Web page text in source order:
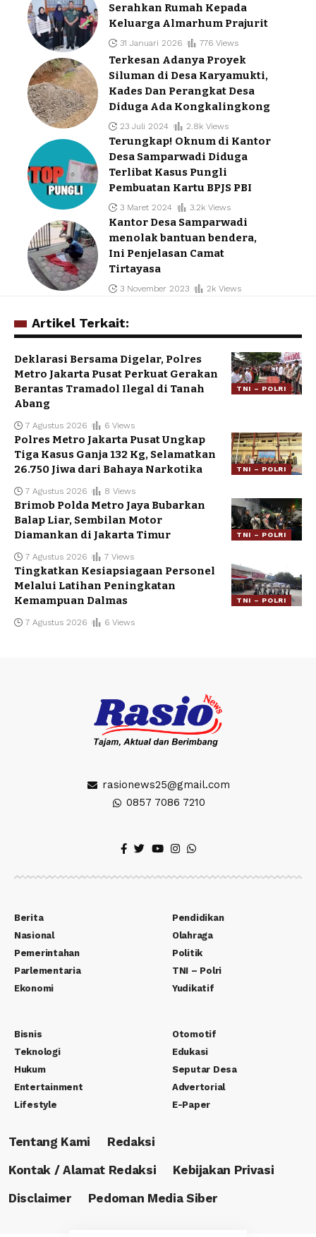
Serahkan Rumah Kepada
Keluarga Almarhum Prajurit
31 Januari 2026 776 Views
Terkesan Adanya Proyek
Siluman di Desa Karyamukti,
Kades Dan Perangkat Desa
Diduga Ada Kongkalingkong
23 Juli 2024 2.8k Views
Terungkap! Oknum di Kantor
Desa Samparwadi Diduga
Terlibat Kasus Pungli
Pembuatan Kartu BPJS PBI
3 Maret 2024 3.2k Views
Kantor Desa Samparwadi
menolak bantuan bendera,
Ini Penjelasan Camat
Tirtayasa
3 November 2023 2k Views
Artikel Terkait:
TNI – POLRI
Deklarasi Bersama Digelar, Polres
Metro Jakarta Pusat Perkuat Gerakan
Berantas Tramadol Ilegal di Tanah
Abang
7 Agustus 2026 6 Views
TNI – POLRI
Polres Metro Jakarta Pusat Ungkap
Tiga Kasus Ganja 132 Kg, Selamatkan
26.750 Jiwa dari Bahaya Narkotika
7 Agustus 2026 8 Views
TNI – POLRI
Brimob Polda Metro Jaya Bubarkan
Balap Liar, Sembilan Motor
Diamankan di Jakarta Timur
7 Agustus 2026 7 Views
TNI – POLRI
Tingkatkan Kesiapsiagaan Personel
Melalui Latihan Peningkatan
Kemampuan Dalmas
7 Agustus 2026 6 Views
rasionews25@gmail.com
0857 7086 7210
Berita
Nasional
Pemerintahan
Parlementaria
Ekonomi
Pendidikan
Olahraga
Politik
TNI – Polri
Yudikatif
Bisnis
Teknologi
Hukum
Entertainment
Lifestyle
Otomotif
Edukasi
Seputar Desa
Advertorial
E-Paper
Tentang Kami
Redaksi
Kontak / Alamat Redaksi
Kebijakan Privasi
Disclaimer
Pedoman Media Siber